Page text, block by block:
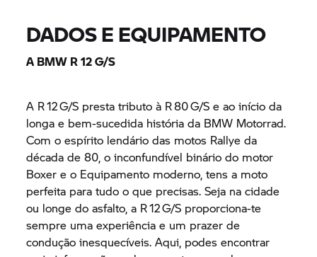
DADOS E EQUIPAMENTO
A BMW R 12 G/S
A R 12 G/S presta tributo à R 80 G/S e ao início da
longa e bem-sucedida história da BMW Motorrad.
Com o espírito lendário das motos Rallye da
década de 80, o inconfundível binário do motor
Boxer e o Equipamento moderno, tens a moto
perfeita para tudo o que precisas. Seja na cidade
ou longe do asfalto, a R 12 G/S proporciona-te
sempre uma experiência e um prazer de
condução inesquecíveis. Aqui, podes encontrar